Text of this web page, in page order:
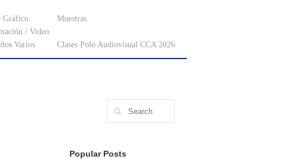
Gráfico
Muestras
/ Video
Varios Clases Polo Audiovisual CCA 2026
Popular Posts